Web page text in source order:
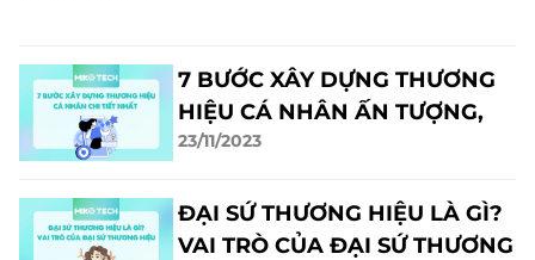
7 BƯỚC XÂY DỰNG THƯƠNG
HIỆU CÁ NHÂN ẤN TƯỢNG,
THÀNH CÔNG
23/11/2023
ĐẠI SỨ THƯƠNG HIỆU LÀ GÌ?
VAI TRÒ CỦA ĐẠI SỨ THƯƠNG